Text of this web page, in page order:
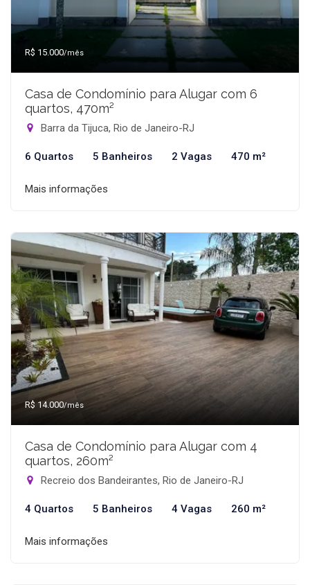
R$ 15.000/mês
Casa de Condomínio para Alugar com 6
quartos, 470m²
Barra da Tijuca, Rio de Janeiro-RJ
6 Quartos 5 Banheiros 2 Vagas 470 m²
Mais informações
R$ 14.000/mês
Casa de Condomínio para Alugar com 4
quartos, 260m²
Recreio dos Bandeirantes, Rio de Janeiro-RJ
4 Quartos 5 Banheiros 4 Vagas 260 m²
Mais informações